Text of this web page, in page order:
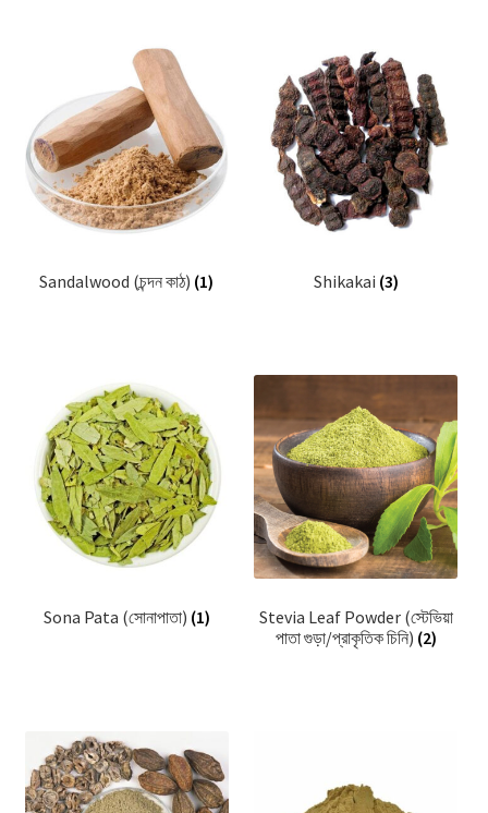
Sandalwood (চন্দন কাঠ) (1) Shikakai (3)
Sona Pata (সোনাপাতা) (1)
Stevia Leaf Powder (স্টেভিয়া
পাতা গুড়া/প্রাকৃতিক চিনি) (2)